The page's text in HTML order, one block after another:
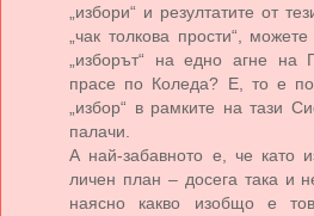
„избори“ и резултатите от
„чак толкова прости“,
„изборът“ на едно агне на
прасе по Коледа? Е, то е
„избор“ в рамките на тази
палачи.
А най-забавното е, че като
личен план – досега така и
наясно какво изобщо е